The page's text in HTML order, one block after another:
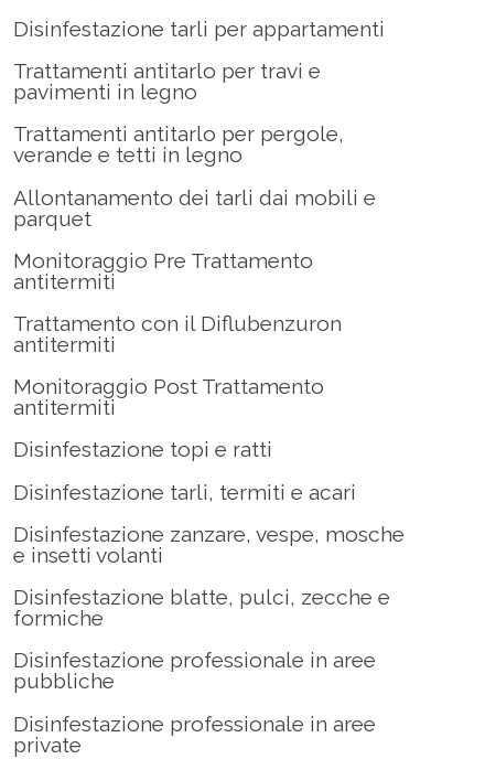
Disinfestazione tarli per appartamenti
Trattamenti antitarlo per travi e
pavimenti in legno
Trattamenti antitarlo per pergole,
verande e tetti in legno
Allontanamento dei tarli dai mobili e
parquet
Monitoraggio Pre Trattamento
antitermiti
Trattamento con il Diflubenzuron
antitermiti
Monitoraggio Post Trattamento
antitermiti
Disinfestazione topi e ratti
Disinfestazione tarli, termiti e acari
Disinfestazione zanzare, vespe, mosche
e insetti volanti
Disinfestazione blatte, pulci, zecche e
formiche
Disinfestazione professionale in aree
pubbliche
Disinfestazione professionale in aree
private